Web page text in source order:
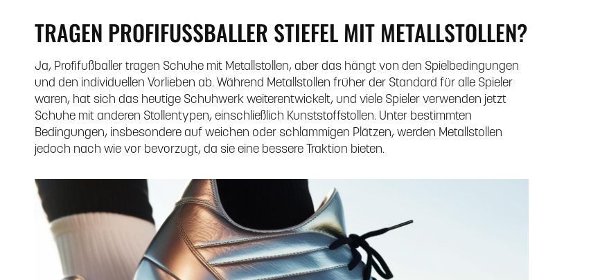
TRAGEN PROFIFUSSBALLER STIEFEL MIT METALLSTOLLEN?
Ja, Profifußballer tragen Schuhe mit Metallstollen, aber das hängt von den Spielbedingungen
und den individuellen Vorlieben ab. Während Metallstollen früher der Standard für alle Spieler
waren, hat sich das heutige Schuhwerk weiterentwickelt, und viele Spieler verwenden jetzt
Schuhe mit anderen Stollentypen, einschließlich Kunststoffstollen. Unter bestimmten
Bedingungen, insbesondere auf weichen oder schlammigen Plätzen, werden Metallstollen
jedoch nach wie vor bevorzugt, da sie eine bessere Traktion bieten.